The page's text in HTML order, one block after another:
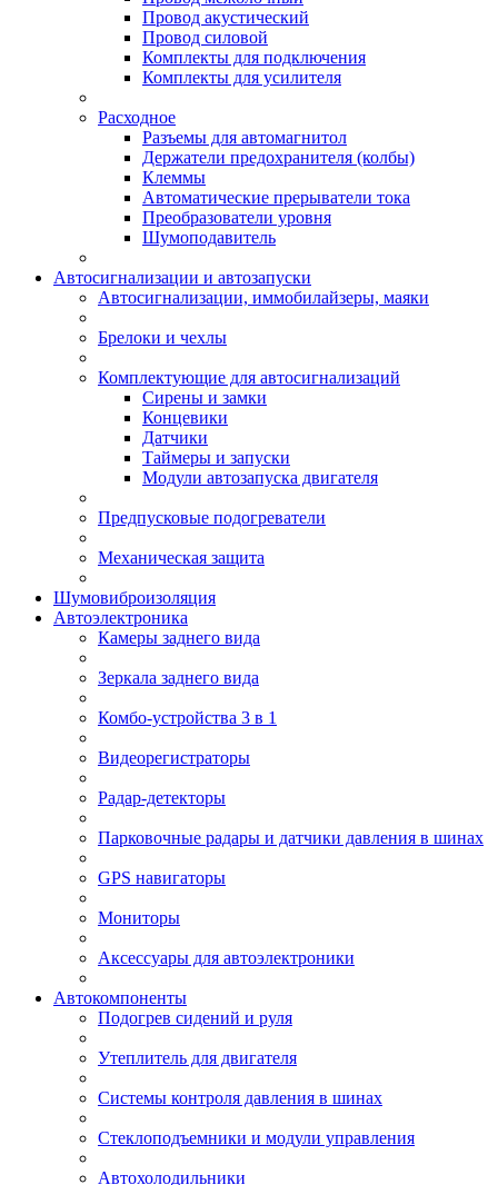
Провод акустический
Провод силовой
Комплекты для подключения
Комплекты для усилителя
Расходное
Разъемы для автомагнитол
Держатели предохранителя (колбы)
Клеммы
Автоматические прерыватели тока
Преобразователи уровня
Шумоподавитель
Автосигнализации и автозапуски
Автосигнализации, иммобилайзеры, маяки
Брелоки и чехлы
Комплектующие для автосигнализаций
Сирены и замки
Концевики
Датчики
Таймеры и запуски
Модули автозапуска двигателя
Предпусковые подогреватели
Механическая защита
Шумовиброизоляция
Автоэлектроника
Камеры заднего вида
Зеркала заднего вида
Комбо-устройства 3 в 1
Видеорегистраторы
Радар-детекторы
Парковочные радары и датчики давления в шинах
GPS навигаторы
Мониторы
Аксессуары для автоэлектроники
Автокомпоненты
Подогрев сидений и руля
Утеплитель для двигателя
Системы контроля давления в шинах
Стеклоподъемники и модули управления
Автохолодильники